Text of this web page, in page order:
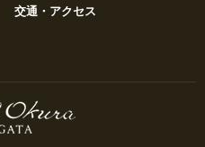
交通・アクセス